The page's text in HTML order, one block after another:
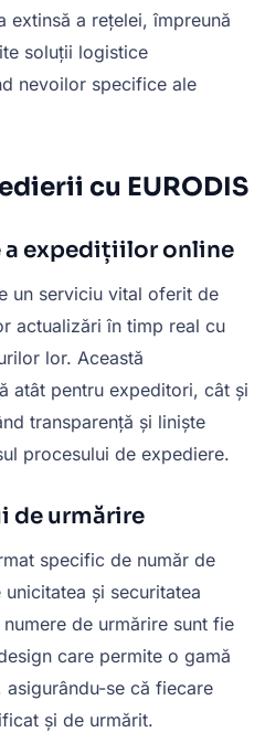
extinsă a rețelei, împreună
soluții logistice
nevoilor specifice ale
cu EURODIS
a expedițiilor online
un serviciu vital oferit de
actualizări în timp real cu
lor. Această
atât pentru expeditori, cât și
transparență și liniște
procesului de expediere.
de urmărire
specific de număr de
și securitatea
de urmărire sunt fie
care permite o gamă
se că fiecare
și de urmărit.